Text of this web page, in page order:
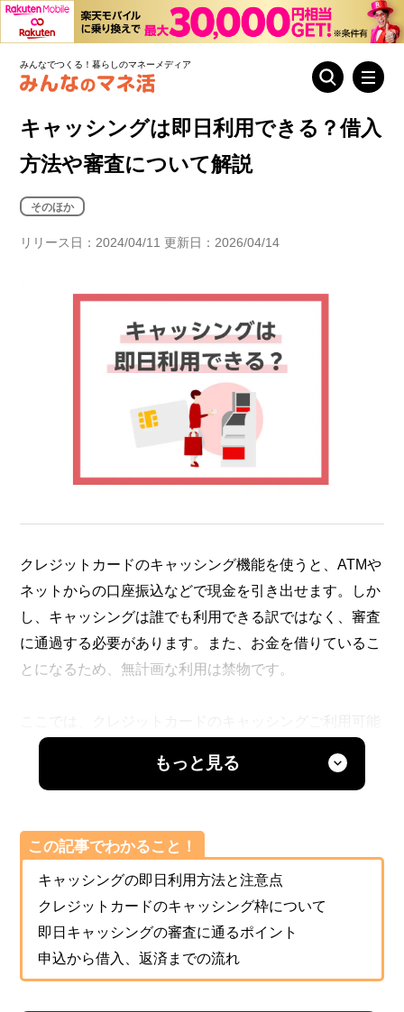
みんなでつくる！暮らしのマネーメディア
キャッシングは即日利用できる？借入
方法や審査について解説
そのほか
リリース日：2024/04/11 更新日：2026/04/14
クレジットカードのキャッシング機能を使うと、ATMや
ネットからの口座振込などで現金を引き出せます。しか
し、キャッシングは誰でも利用できる訳ではなく、審査
に通過する必要があります。また、お金を借りているこ
とになるため、無計画な利用は禁物です。
枠（以下、キャッシング枠）で借り入れする方法や審査
内容、利用する際の注意点などを解説します。
もっと見る
この記事でわかること！
キャッシングの即日利用方法と注意点
クレジットカードのキャッシング枠について
即日キャッシングの審査に通るポイント
申込から借入、返済までの流れ